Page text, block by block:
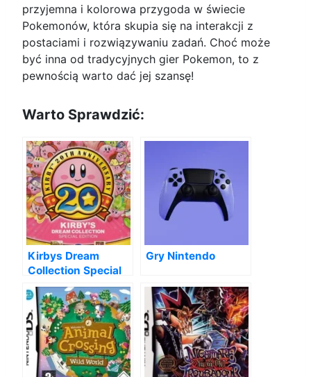
przyjemna i kolorowa przygoda w świecie
Pokemonów, która skupia się na interakcji z
postaciami i rozwiązywaniu zadań. Choć może
być inna od tradycyjnych gier Pokemon, to z
pewnością warto dać jej szansę!
Warto Sprawdzić:
Kirbys Dream
Collection Special
Edition
Gry Nintendo